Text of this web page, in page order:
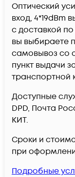
Оптический
вход, 4*19dBm
c доставкой
вы выбираете
самовывоз со
пункт выдачи
транспортной
Доступные
DPD, Почта
КИТ.
Сроки и
при
Подробные